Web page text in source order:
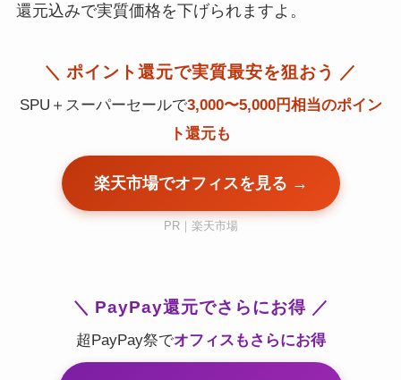
還元込みで実質価格を下げられますよ。
＼ ポイント還元で実質最安を狙おう ／
SPU＋スーパーセールで3,000〜5,000円相当のポイン
ト還元も
楽天市場でオフィスを見る →
PR｜楽天市場
＼ PayPay還元でさらにお得 ／
超PayPay祭でオフィスもさらにお得